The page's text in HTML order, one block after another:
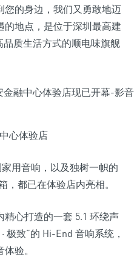
您的身边，我们又勇敢地迈
的地点，是位于深圳最高建
质生活方式的顺电味旗舰
心体验店
用音响，以及独树一帜的
，都已在体验店内亮相。
心打造的一套 5.1 环绕声
极致”的 Hi-End 音响系统，
验。